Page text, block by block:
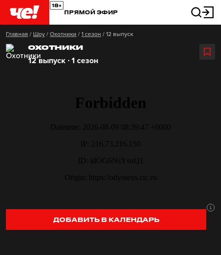
ПРЯМОЙ ЭФИР
Главная / Шоу / Охотники / 1 сезон / 12 выпуск
ОХОТНИКИ
12 выпуск ∙ 1 сезон
ДОБАВИТЬ В КАЛЕНДАРЬ